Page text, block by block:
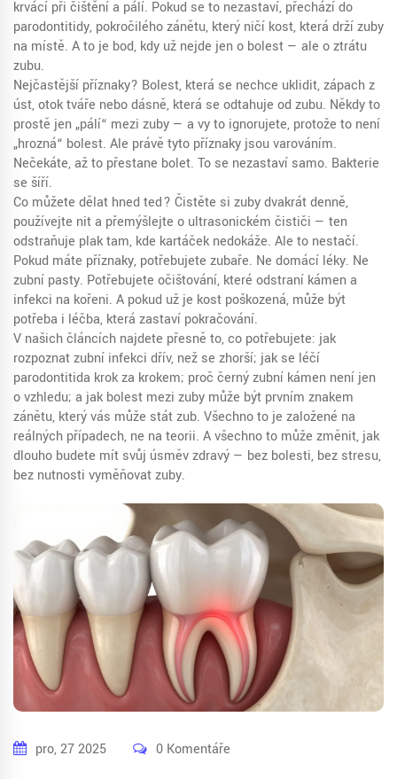
krvácí při čištění a pálí. Pokud se to nezastaví, přechází do
parodontitidy, pokročilého zánětu, který ničí kost, která drží zuby
na místě. A to je bod, kdy už nejde jen o bolest — ale o ztrátu
zubu.
Nejčastější příznaky? Bolest, která se nechce uklidit, zápach z
úst, otok tváře nebo dásně, která se odtahuje od zubu. Někdy to
prostě jen „pálí“ mezi zuby — a vy to ignorujete, protože to není
„hrozná“ bolest. Ale právě tyto příznaky jsou varováním.
Nečekáte, až to přestane bolet. To se nezastaví samo. Bakterie
se šíří.
Co můžete dělat hned teď? Čistěte si zuby dvakrát denně,
používejte nit a přemýšlejte o ultrasonickém čističi — ten
odstraňuje plak tam, kde kartáček nedokáže. Ale to nestačí.
Pokud máte příznaky, potřebujete zubaře. Ne domácí léky. Ne
zubní pasty. Potřebujete očišťování, které odstraní kámen a
infekci na kořeni. A pokud už je kost poškozená, může být
potřeba i léčba, která zastaví pokračování.
V našich článcích najdete přesně to, co potřebujete: jak
rozpoznat zubní infekci dřív, než se zhorší; jak se léčí
parodontitida krok za krokem; proč černý zubní kámen není jen
o vzhledu; a jak bolest mezi zuby může být prvním znakem
zánětu, který vás může stát zub. Všechno to je založené na
reálných případech, ne na teorii. A všechno to může změnit, jak
dlouho budete mít svůj úsměv zdravý — bez bolesti, bez stresu,
bez nutnosti vyměňovat zuby.
pro, 27 2025 0 Komentáře